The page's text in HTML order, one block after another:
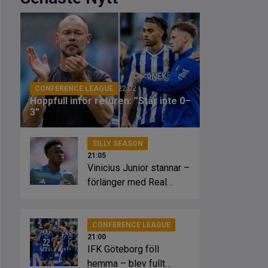
CONFERENCE LEAGUE 22:02
Hoppfull inför returen: ”Står inte 0–
3”
SILLY SEASON
21:05
Vinicius Junior stannar –
förlänger med Real
CONFERENCE LEAGUE
21:00
IFK Göteborg föll
hemma – blev fullt